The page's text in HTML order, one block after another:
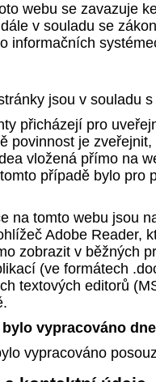
webu se zavazuje
v souladu se
informačních
jsou v souladu
přicházejí pro
povinnost je
vložená přímo na
případě bylo pro
na tomto webu jsou
Adobe Reader,
zobrazit v běžných
(ve formátech
textových editorů
vypracováno dne
vypracováno